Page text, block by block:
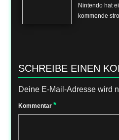
Nintendo hat
kommende
SCHREIBE EINEN
Deine E-Mail-Adresse wird
Kommentar *